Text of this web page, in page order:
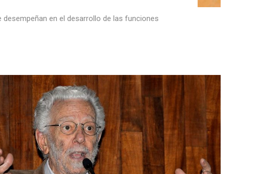
en el desarrollo de las funciones